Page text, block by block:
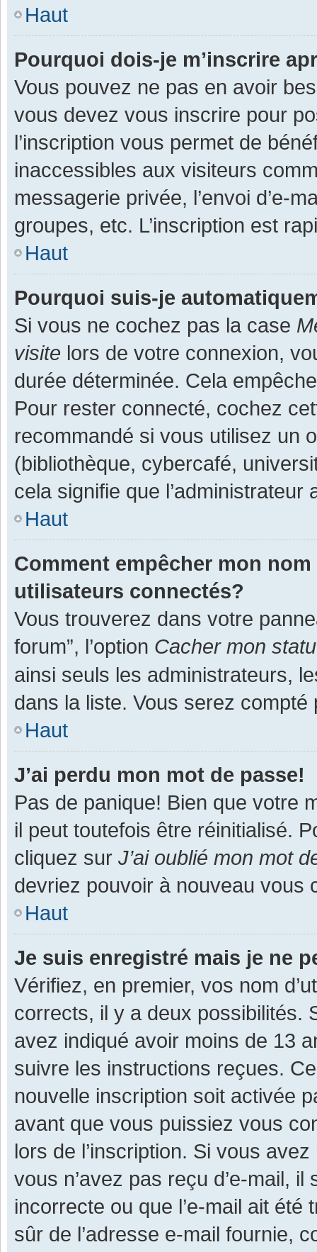
Haut
Pourquoi dois-je m’inscrire
Vous pouvez ne pas en avoir
vous devez vous inscrire pour
l’inscription vous permet de
inaccessibles aux visiteurs
messagerie privée, l’envoi d’e-
groupes, etc. L’inscription est
Haut
Pourquoi suis-je
Si vous ne cochez pas la case
visite lors de votre connexion,
durée déterminée. Cela
Pour rester connecté, cochez
recommandé si vous utilisez un
(bibliothèque, cybercafé,
cela signifie que
Haut
Comment empêcher mon
utilisateurs connectés?
Vous trouverez dans votre
forum”, l’option Cacher mon
ainsi seuls les administrateurs,
dans la liste. Vous serez
Haut
J’ai perdu mon mot de passe!
Pas de panique! Bien que votre
il peut toutefois être réinitialisé.
cliquez sur J’ai oublié mon mot
devriez pouvoir à nouveau vous
Haut
Je suis enregistré mais je ne
Vérifiez, en premier, vos nom
corrects, il y a deux possibilités.
avez indiqué avoir moins de 13
suivre les instructions reçues.
nouvelle inscription soit activée
avant que vous puissiez vous
lors de l’inscription. Si vous
vous n’avez pas reçu d’e-mail,
incorrecte ou que l’e-mail ait
sûr de l’adresse e-mail fournie,